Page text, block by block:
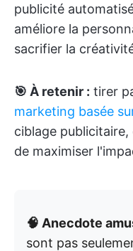
publicité
améliore la
sacrifier la
🎯 À retenir : tirer
marketing basée
ciblage
de maximiser
🧠 Anecdote
sont pas